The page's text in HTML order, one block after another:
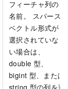
フィーチャ列の
名前。 スパース
ベクトル形式が
選択されていな
い場合は、
double 型、
bigint 型、または